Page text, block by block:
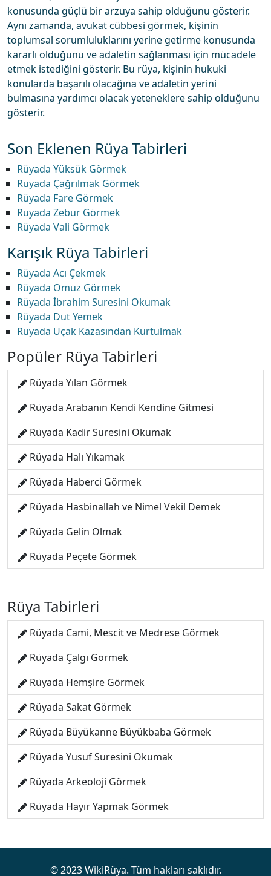
konusunda güçlü bir arzuya sahip olduğunu gösterir.
Aynı zamanda, avukat cübbesi görmek, kişinin
toplumsal sorumluluklarını yerine getirme konusunda
kararlı olduğunu ve adaletin sağlanması için mücadele
etmek istediğini gösterir. Bu rüya, kişinin hukuki
konularda başarılı olacağına ve adaletin yerini
bulmasına yardımcı olacak yeteneklere sahip olduğunu
gösterir.
Son Eklenen Rüya Tabirleri
Rüyada Yüksük Görmek
Rüyada Çağrılmak Görmek
Rüyada Fare Görmek
Rüyada Zebur Görmek
Rüyada Vali Görmek
Karışık Rüya Tabirleri
Rüyada Acı Çekmek
Rüyada Omuz Görmek
Rüyada İbrahim Suresini Okumak
Rüyada Dut Yemek
Rüyada Uçak Kazasından Kurtulmak
Popüler Rüya Tabirleri
Rüyada Yılan Görmek
Rüyada Arabanın Kendi Kendine Gitmesi
Rüyada Kadir Suresini Okumak
Rüyada Halı Yıkamak
Rüyada Haberci Görmek
Rüyada Hasbinallah ve Nimel Vekil Demek
Rüyada Gelin Olmak
Rüyada Peçete Görmek
Rüya Tabirleri
Rüyada Cami, Mescit ve Medrese Görmek
Rüyada Çalgı Görmek
Rüyada Hemşire Görmek
Rüyada Sakat Görmek
Rüyada Büyükanne Büyükbaba Görmek
Rüyada Yusuf Suresini Okumak
Rüyada Arkeoloji Görmek
Rüyada Hayır Yapmak Görmek
© 2023 WikiRüya. Tüm hakları saklıdır.